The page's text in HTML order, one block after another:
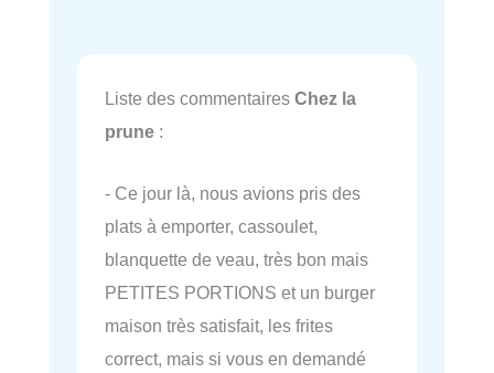
Liste des commentaires Chez la
prune :
- Ce jour là, nous avions pris des
plats à emporter, cassoulet,
blanquette de veau, très bon mais
PETITES PORTIONS et un burger
maison très satisfait, les frites
correct, mais si vous en demandé